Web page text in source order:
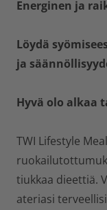
Energinen ja
Löydä
ja
Hyvä olo alkaa
TWI Lifestyle
tiukkaa dieettiä.
ateriasi